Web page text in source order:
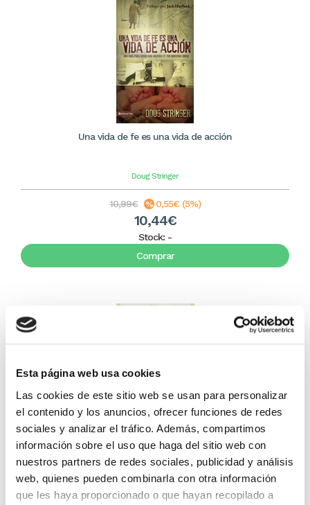
Esta página web usa cookies
Las cookies de este sitio web se usan para personalizar
el contenido y los anuncios, ofrecer funciones de redes
sociales y analizar el tráfico. Además, compartimos
información sobre el uso que haga del sitio web con
nuestros partners de redes sociales, publicidad y análisis
web, quienes pueden combinarla con otra información
que les haya proporcionado o que hayan recopilado a
Una vida de fe es una vida de acción
Doug Stringer
10,99€ 0,55€ (5%)
10,44€
Stock: -
Comprar
Para esto fui creado
Brian Houston (Hillsong)